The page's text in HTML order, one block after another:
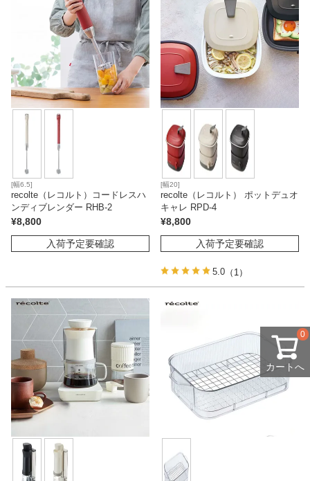
[幅6.5]
recolte（レコルト）コードレスハ
ンディブレンダー RHB-2
¥8,800
入荷予定要確認
[幅20]
recolte（レコルト） ポットデュオ
キャレ RPD-4
¥8,800
入荷予定要確認
5.0 （1）
カートへ
0